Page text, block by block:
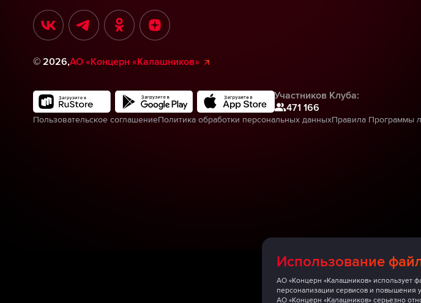
Использование
АО «Концерн «Калашников» использует
персонализации сервисов и повышения
АО «Концерн «Калашников» серьезно
© 2026,АО «Концерн «Калашников»
Участников Клуба:
471 166
Пользовательское соглашениеПолитика обработки персональных данныхПравила Программы